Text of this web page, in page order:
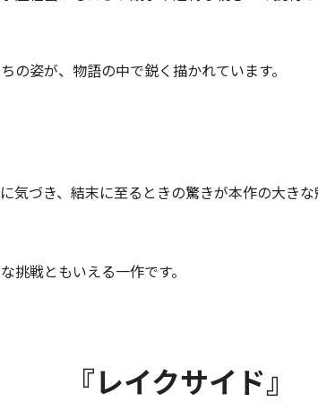
姿が、物語の中で鋭く描かれています。
気づき、結末に至るときの驚きが本作の大き
挑戦ともいえる一作です。
『レイクサイド』